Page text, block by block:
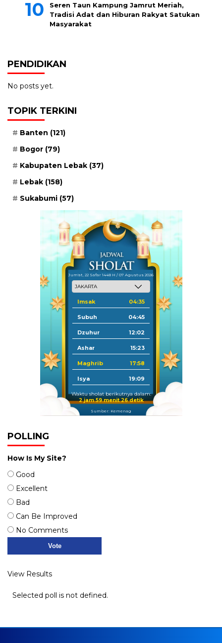
Seren Taun Kampung Jamrut Meriah,
Tradisi Adat dan Hiburan Rakyat Satukan
Masyarakat
PENDIDIKAN
No posts yet.
TOPIK TERKINI
Banten (121)
Bogor (79)
Kabupaten Lebak (37)
Lebak (158)
Sukabumi (57)
Jum'at, 22 Safar 1448 H / 07 Agustus 2026
Imsak 04:35
Subuh 04:45
Dzuhur 12:02
Ashar 15:23
Maghrib 17:58
Isya 19:09
Waktu sholat berikutnya dalam:
2 jam 59 menit 26 detik
Sumber: Kemenag
POLLING
How Is My Site?
Good
Excellent
Bad
Can Be Improved
No Comments
View Results
Selected poll is not defined.